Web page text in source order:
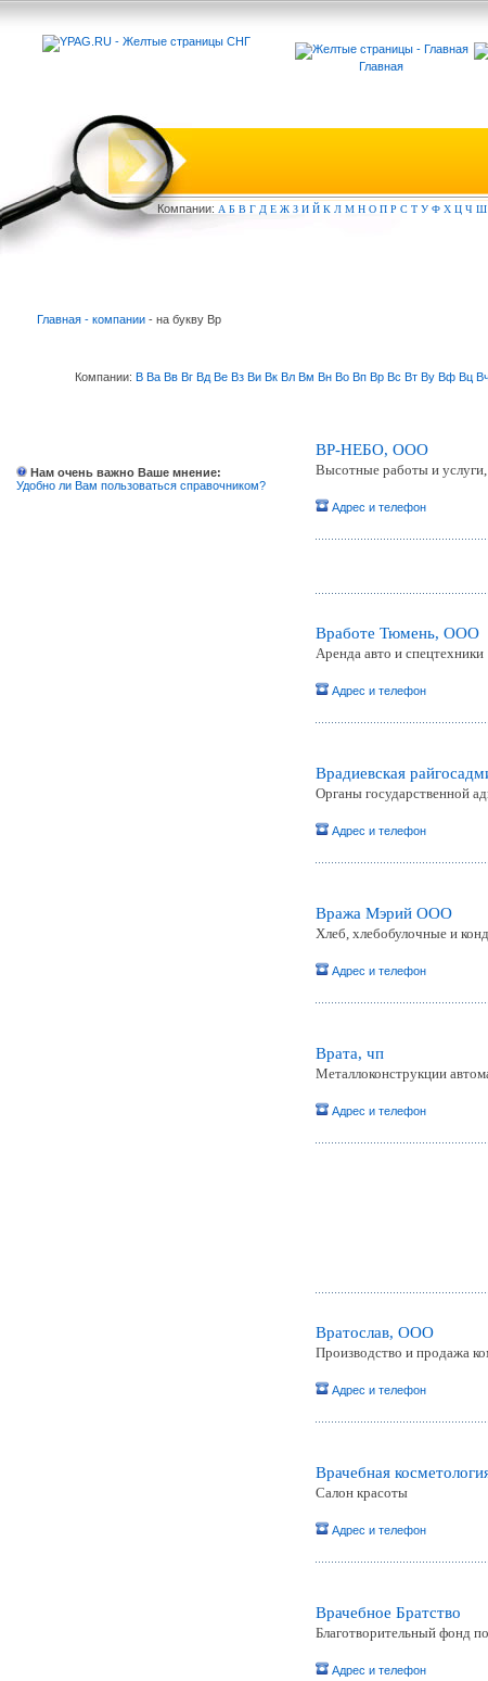
Главная
Компании: А Б В Г Д Е Ж З И Й К Л М Н О П Р С Т У Ф Х Ц Ч Ш
Главная - компании - на букву Вр
Компании: В Ва Вв Вг Вд Ве Вз Ви Вк Вл Вм Вн Во Вп Вр Вс Вт Ву Вф Вц Вч
Нам очень важно Ваше мнение:
Удобно ли Вам пользоваться справочником?
ВР-НЕБО, ООО
Высотные работы и
Адрес и телефон
Вработе Тюмень, ООО
Аренда авто и спецтехники
Адрес и телефон
Врадиевская
Органы государственной
Адрес и телефон
Вража Мэрий ООО
Хлеб, хлебобулочные и
Адрес и телефон
Врата, чп
Металлоконструкции
Адрес и телефон
Вратослав, ООО
Производство и продажа
Адрес и телефон
Врачебная
Салон красоты
Адрес и телефон
Врачебное Братство
Благотворительный фонд
Адрес и телефон